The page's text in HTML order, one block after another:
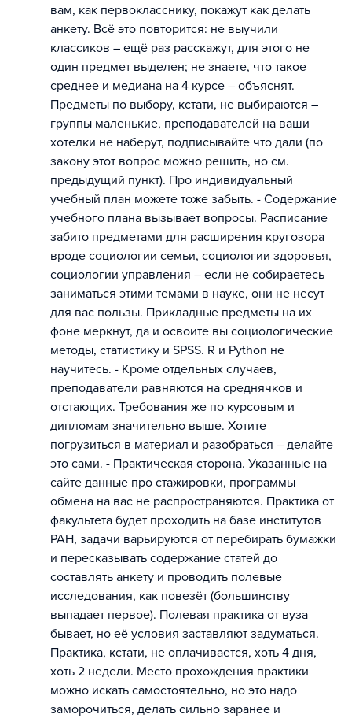
вам, как первокласснику, покажут как делать
анкету. Всё это повторится: не выучили
классиков – ещё раз расскажут, для этого не
один предмет выделен; не знаете, что такое
среднее и медиана на 4 курсе – объяснят.
Предметы по выбору, кстати, не выбираются –
группы маленькие, преподавателей на ваши
хотелки не наберут, подписывайте что дали (по
закону этот вопрос можно решить, но см.
предыдущий пункт). Про индивидуальный
учебный план можете тоже забыть. - Содержание
учебного плана вызывает вопросы. Расписание
забито предметами для расширения кругозора
вроде социологии семьи, социологии здоровья,
социологии управления – если не собираетесь
заниматься этими темами в науке, они не несут
для вас пользы. Прикладные предметы на их
фоне меркнут, да и освоите вы социологические
методы, статистику и SPSS. R и Python не
научитесь. - Кроме отдельных случаев,
преподаватели равняются на среднячков и
отстающих. Требования же по курсовым и
дипломам значительно выше. Хотите
погрузиться в материал и разобраться – делайте
это сами. - Практическая сторона. Указанные на
сайте данные про стажировки, программы
обмена на вас не распространяются. Практика от
факультета будет проходить на базе институтов
РАН, задачи варьируются от перебирать бумажки
и пересказывать содержание статей до
составлять анкету и проводить полевые
исследования, как повезёт (большинству
выпадает первое). Полевая практика от вуза
бывает, но её условия заставляют задуматься.
Практика, кстати, не оплачивается, хоть 4 дня,
хоть 2 недели. Место прохождения практики
можно искать самостоятельно, но это надо
заморочиться, делать сильно заранее и